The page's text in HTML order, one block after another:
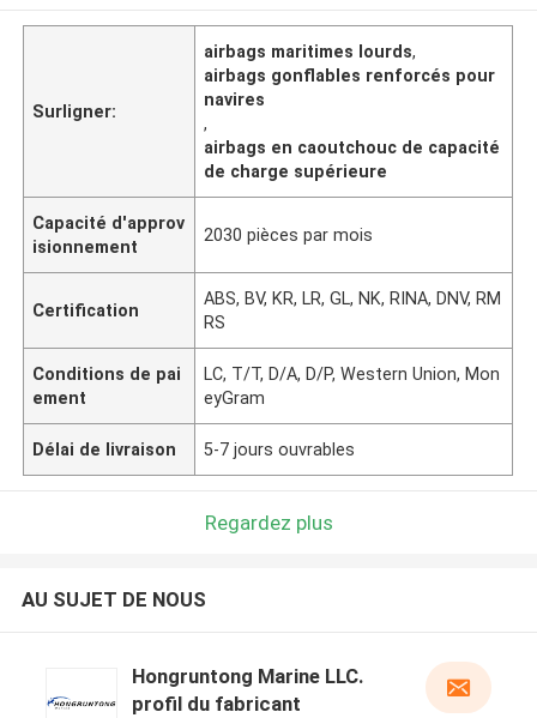
Surligner:
airbags maritimes lourds,
airbags gonflables renforcés pour
navires
,
airbags en caoutchouc de capacité
de charge supérieure
Capacité d'approv
isionnement
2030 pièces par mois
Certification
ABS, BV, KR, LR, GL, NK, RINA, DNV, RM
RS
Conditions de pai
ement
LC, T/T, D/A, D/P, Western Union, Mon
eyGram
Délai de livraison 5-7 jours ouvrables
Regardez plus
AU SUJET DE NOUS
Hongruntong Marine LLC.
profil du fabricant